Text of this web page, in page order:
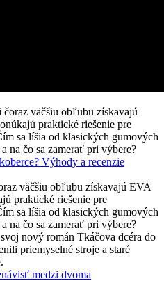
Výhody a recenzie
väčšiu obľubu získavajú EVA
praktické riešenie pre
sa líšia od klasických gumových
na čo sa zamerať pri výbere?
medzi dvoma